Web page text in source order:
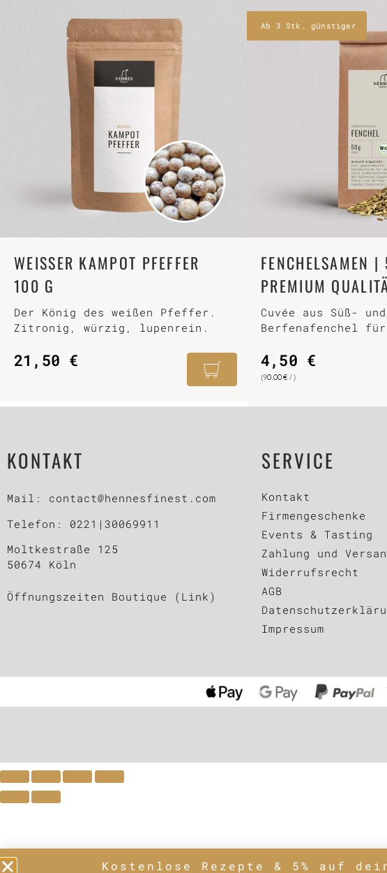
WEISSER KAMPOT PFEFFER
100 G
Der König des weißen Pfeffer.
Zitronig, würzig, lupenrein.
21,50 €
Ab 3 Stk. günstiger
FENCHELSAMEN
PREMIUM
Cuvée aus Süß- und
Berfenafenchel
4,50 €
(90,00€ / )
KONTAKT
Mail: contact@hennesfinest.com
Telefon: 0221|30069911
Moltkestraße 125
50674 Köln
Öffnungszeiten Boutique (Link)
SERVICE
Kontakt
Firmengeschenke
Events & Tasting
Zahlung und
Widerrufsrecht
AGB
Impressum
Kostenlose Rezepte & 5% auf